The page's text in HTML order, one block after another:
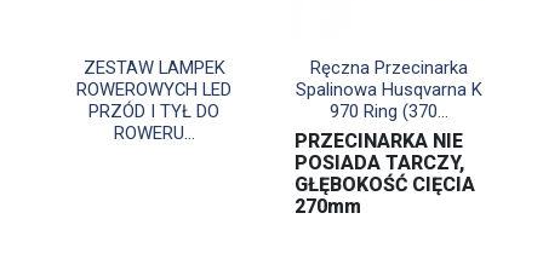
Szybki podgląd
ZESTAW LAMPEK
ROWEROWYCH LED
PRZÓD I TYŁ DO
ROWERU...
Szybki podgląd
Ręczna Przecinarka
Spalinowa Husqvarna K
970 Ring (370...
PRZECINARKA NIE
POSIADA TARCZY,
GŁĘBOKOŚĆ CIĘCIA
270mm